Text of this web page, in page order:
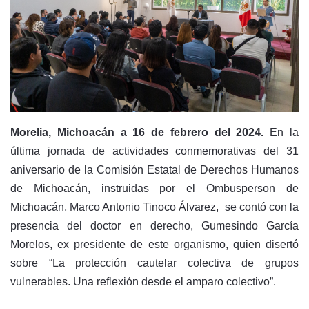
Morelia, Michoacán a 16 de febrero del 2024.
En la
última jornada de actividades conmemorativas del 31
aniversario de la Comisión Estatal de Derechos Humanos
de Michoacán, instruidas por el Ombusperson de
Michoacán, Marco Antonio Tinoco Álvarez, se contó con la
presencia del doctor en derecho, Gumesindo García
Morelos, ex presidente de este organismo, quien disertó
sobre “La protección cautelar colectiva de grupos
vulnerables. Una reflexión desde el amparo colectivo”.